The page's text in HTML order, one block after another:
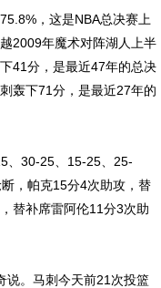
，这是NBA总决赛上
2009年魔术对阵湖人上半
41分，是最近47年的总决
轰下71分，是最近27年的
30-25、15-25、25-
，帕克15分4次助攻，替
替补席雷阿伦11分3次助
。马刺今天前21次投篮